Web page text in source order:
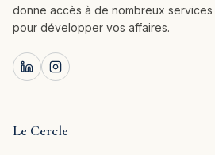
donne accès à de nombreux services
pour développer vos affaires.
Le Cercle